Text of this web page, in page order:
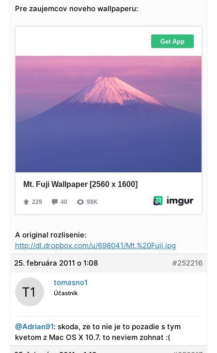
Pre zaujemcov noveho wallpaperu:
A original rozlisenie:
http://dl.dropbox.com/u/698041/Mt.%20Fuji.jpg
25. februára 2011 o 1:08
#252216
tomasno1
Účastník
@Adrian91: skoda, ze to nie je to pozadie s tym
kvetom z Mac OS X 10.7. to neviem zohnat :(